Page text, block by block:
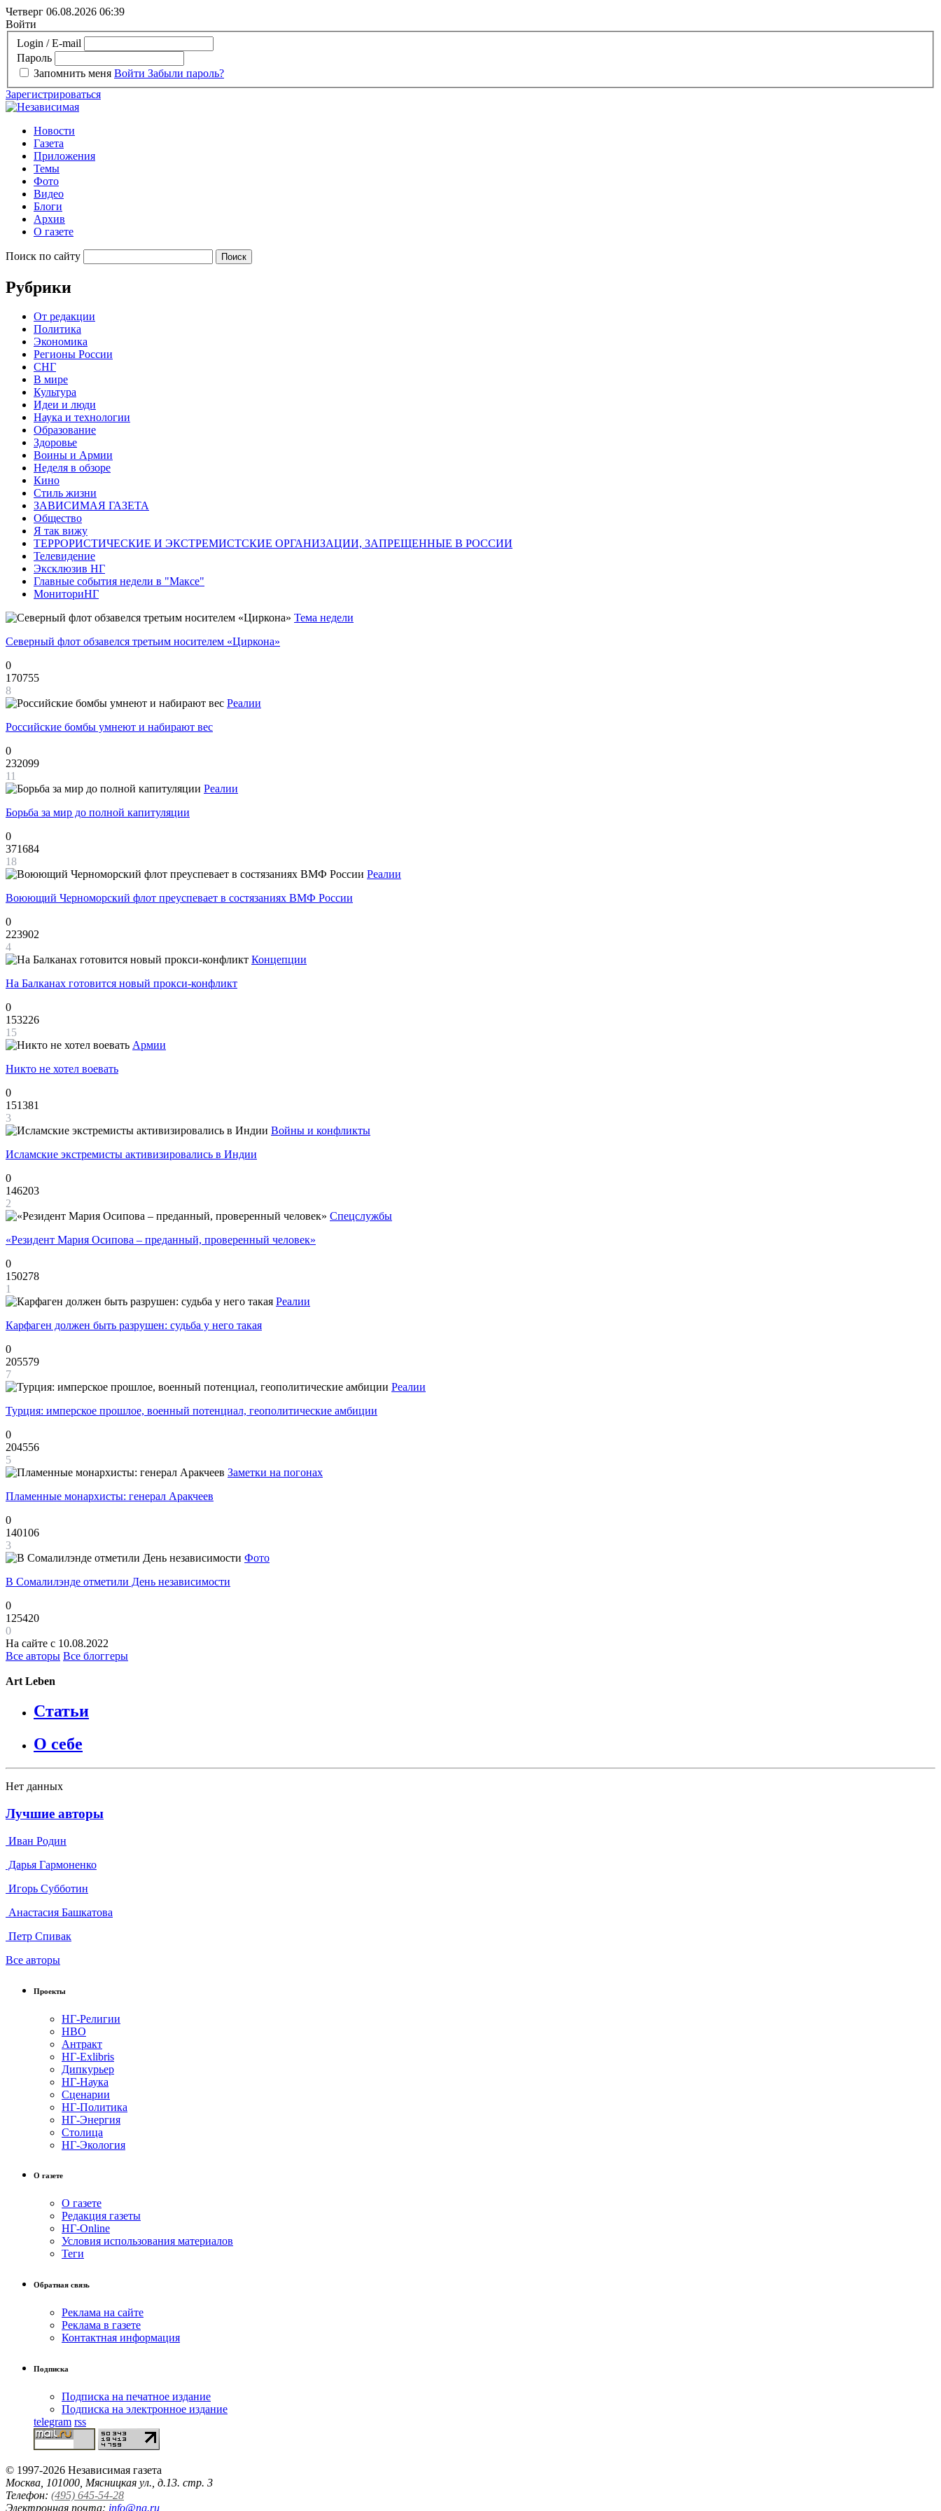
Четверг 06.08.2026 06:39
Войти
Login / E-mail
Пароль
Запомнить меня Войти Забыли пароль?
Зарегистрироваться
Новости
Газета
Приложения
Темы
Фото
Видео
Блоги
Архив
О газете
Поиск по сайту
Рубрики
От редакции
Политика
Экономика
Регионы России
СНГ
В мире
Культура
Идеи и люди
Наука и технологии
Образование
Здоровье
Воины и Армии
Неделя в обзоре
Кино
Стиль жизни
ЗАВИСИМАЯ ГАЗЕТА
Общество
Я так вижу
ТЕРРОРИСТИЧЕСКИЕ И ЭКСТРЕМИСТСКИЕ ОРГАНИЗАЦИИ, ЗАПРЕЩЕННЫЕ В РОССИИ
Телевидение
Эксклюзив НГ
Главные события недели в "Максе"
МониториНГ
Тема недели
Северный флот обзавелся третьим носителем «Циркона»
0
170755
8
Реалии
Российские бомбы умнеют и набирают вес
0
232099
11
Реалии
Борьба за мир до полной капитуляции
0
371684
18
Реалии
Воюющий Черноморский флот преуспевает в состязаниях ВМФ России
0
223902
4
Концепции
На Балканах готовится новый прокси-конфликт
0
153226
15
Армии
Никто не хотел воевать
0
151381
3
Войны и конфликты
Исламские экстремисты активизировались в Индии
0
146203
2
Спецслужбы
«Резидент Мария Осипова – преданный, проверенный человек»
0
150278
1
Реалии
Карфаген должен быть разрушен: судьба у него такая
0
205579
7
Реалии
Турция: имперское прошлое, военный потенциал, геополитические амбиции
0
204556
5
Заметки на погонах
Пламенные монархисты: генерал Аракчеев
0
140106
3
Фото
В Сомалилэнде отметили День независимости
0
125420
0
На сайте с 10.08.2022
Все авторы Все блоггеры
Art Leben
Статьи
О себе
Нет данных
Лучшие авторы
Иван Родин
Дарья Гармоненко
Игорь Субботин
Анастасия Башкатова
Петр Спивак
Все авторы
Проекты
НГ-Религии
НВО
Антракт
НГ-Exlibris
Дипкурьер
НГ-Наука
Сценарии
НГ-Политика
НГ-Энергия
Столица
НГ-Экология
О газете
О газете
Редакция газеты
НГ-Online
Условия использования материалов
Теги
Обратная связь
Реклама на сайте
Реклама в газете
Контактная информация
Подписка
Подписка на печатное издание
Подписка на электронное издание
telegram rss
© 1997-2026 Независимая газета
Москва, 101000, Мясницкая ул., д.13. стр. 3
Телефон: (495) 645-54-28
Электронная почта: info@ng.ru